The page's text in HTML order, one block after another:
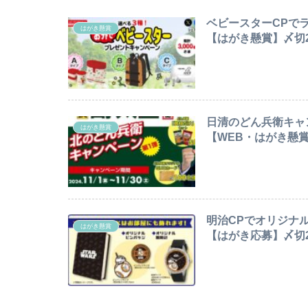
はがき懸賞
ベビースターCPで
【はがき懸賞】〆
はがき懸賞
日清のどん兵衛キ
【WEB・はがき懸
はがき懸賞
明治CPでオリジナ
【はがき応募】〆